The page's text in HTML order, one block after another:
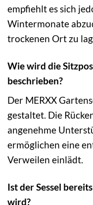
empfiehlt es sich
Wintermonate
trockenen Ort zu
Wie wird die
beschrieben?
Der MERXX
gestaltet. Die
angenehme
ermöglichen eine
Verweilen einlädt.
Ist der Sessel
wird?